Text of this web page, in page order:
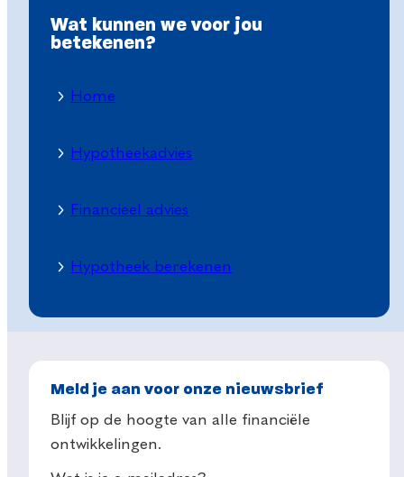
Wat kunnen we voor jou
betekenen?
Home
Hypotheekadvies
Financieel advies
Hypotheek berekenen
Meld je aan voor onze nieuwsbrief
Blijf op de hoogte van alle financiële
ontwikkelingen.